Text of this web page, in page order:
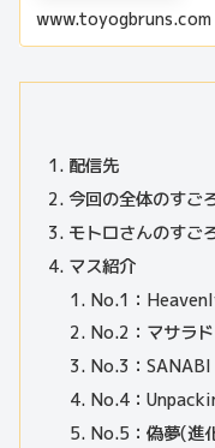
www.toyogbruns.com
配信先
今回の全体のすご
モトロさんのすご
マス紹介
No.1：
No.2：マサラ
No.3：SANABI
No.4：
No.5：偽夢(進